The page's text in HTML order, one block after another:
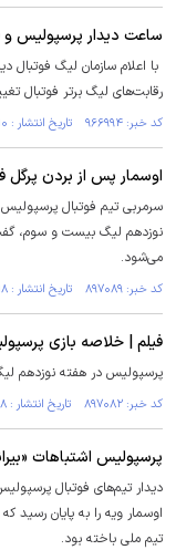
ساعت دیدار پرسپولیس و
با اعلام سازمان لیگ
رقابت‌های لیگ برتر فوتبال
کد خبر: ۹۶۶۹۹۴ تاریخ انتشار : ۱۴۰۳/۱۱/۱۰
اوسمار پس از بردن
سرمربی تیم فوتبال پرسپولیس
نوزدهم لیگ بیست و سوم،
می‌شود.
کد خبر: ۸۹۷۰۸۹ تاریخ انتشار : ۱۴۰۲/۱۲/۱۸
فیلم | خلاصه بازی پرسپولیس ۴ -
پرسپولیس در هفته نوزدهم لیگ
کد خبر: ۸۹۷۰۸۲ تاریخ انتشار : ۱۴۰۲/۱۲/۱۸
پرسپولیس اشتباهات
دیدار تیم‌های فوتبال
اوسمار ویه را به پایان
تیم ملی باخته بود.